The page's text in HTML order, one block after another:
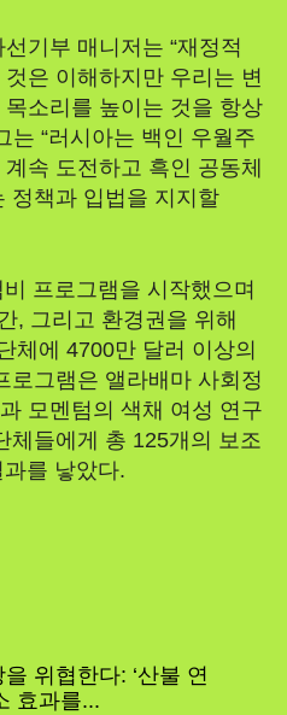
기부 매니저는 “재정적
은 이해하지만 우리는 변
소리를 높이는 것을 항상
는 “러시아는 백인 우월주
속 도전하고 흑인 공동체
정책과 입법을 지지할
프로그램을 시작했으며
, 그리고 환경권을 위해
체에 4700만 달러 이상의
로그램은 앨라배마 사회정
모멘텀의 색채 여성 연구
체들에게 총 125개의 보조
를 낳았다.
위협한다: ‘산불 연
효과를...